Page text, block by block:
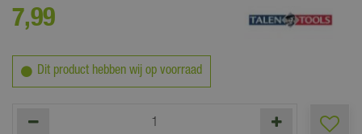
7,99
Dit product hebben wij op voorraad